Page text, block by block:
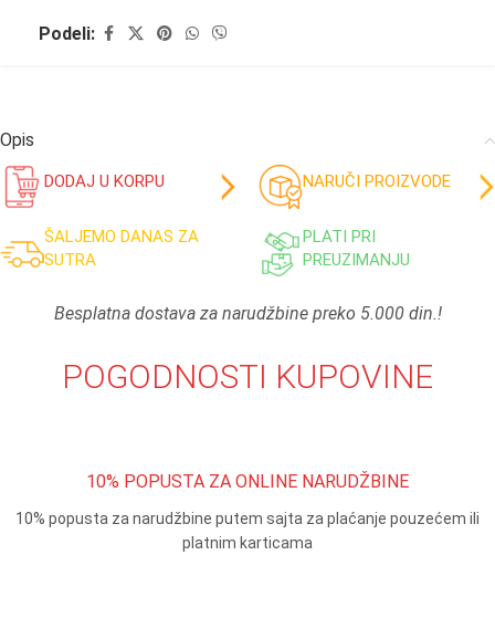
Podeli:
Opis
DODAJ U KORPU NARUČI PROIZVODE
ŠALJEMO DANAS ZA
SUTRA
PLATI PRI
PREUZIMANJU
Besplatna dostava za narudžbine preko 5.000 din.!
POGODNOSTI KUPOVINE
10% POPUSTA ZA ONLINE NARUDŽBINE
10% popusta za narudžbine putem sajta za plaćanje pouzećem ili
platnim karticama